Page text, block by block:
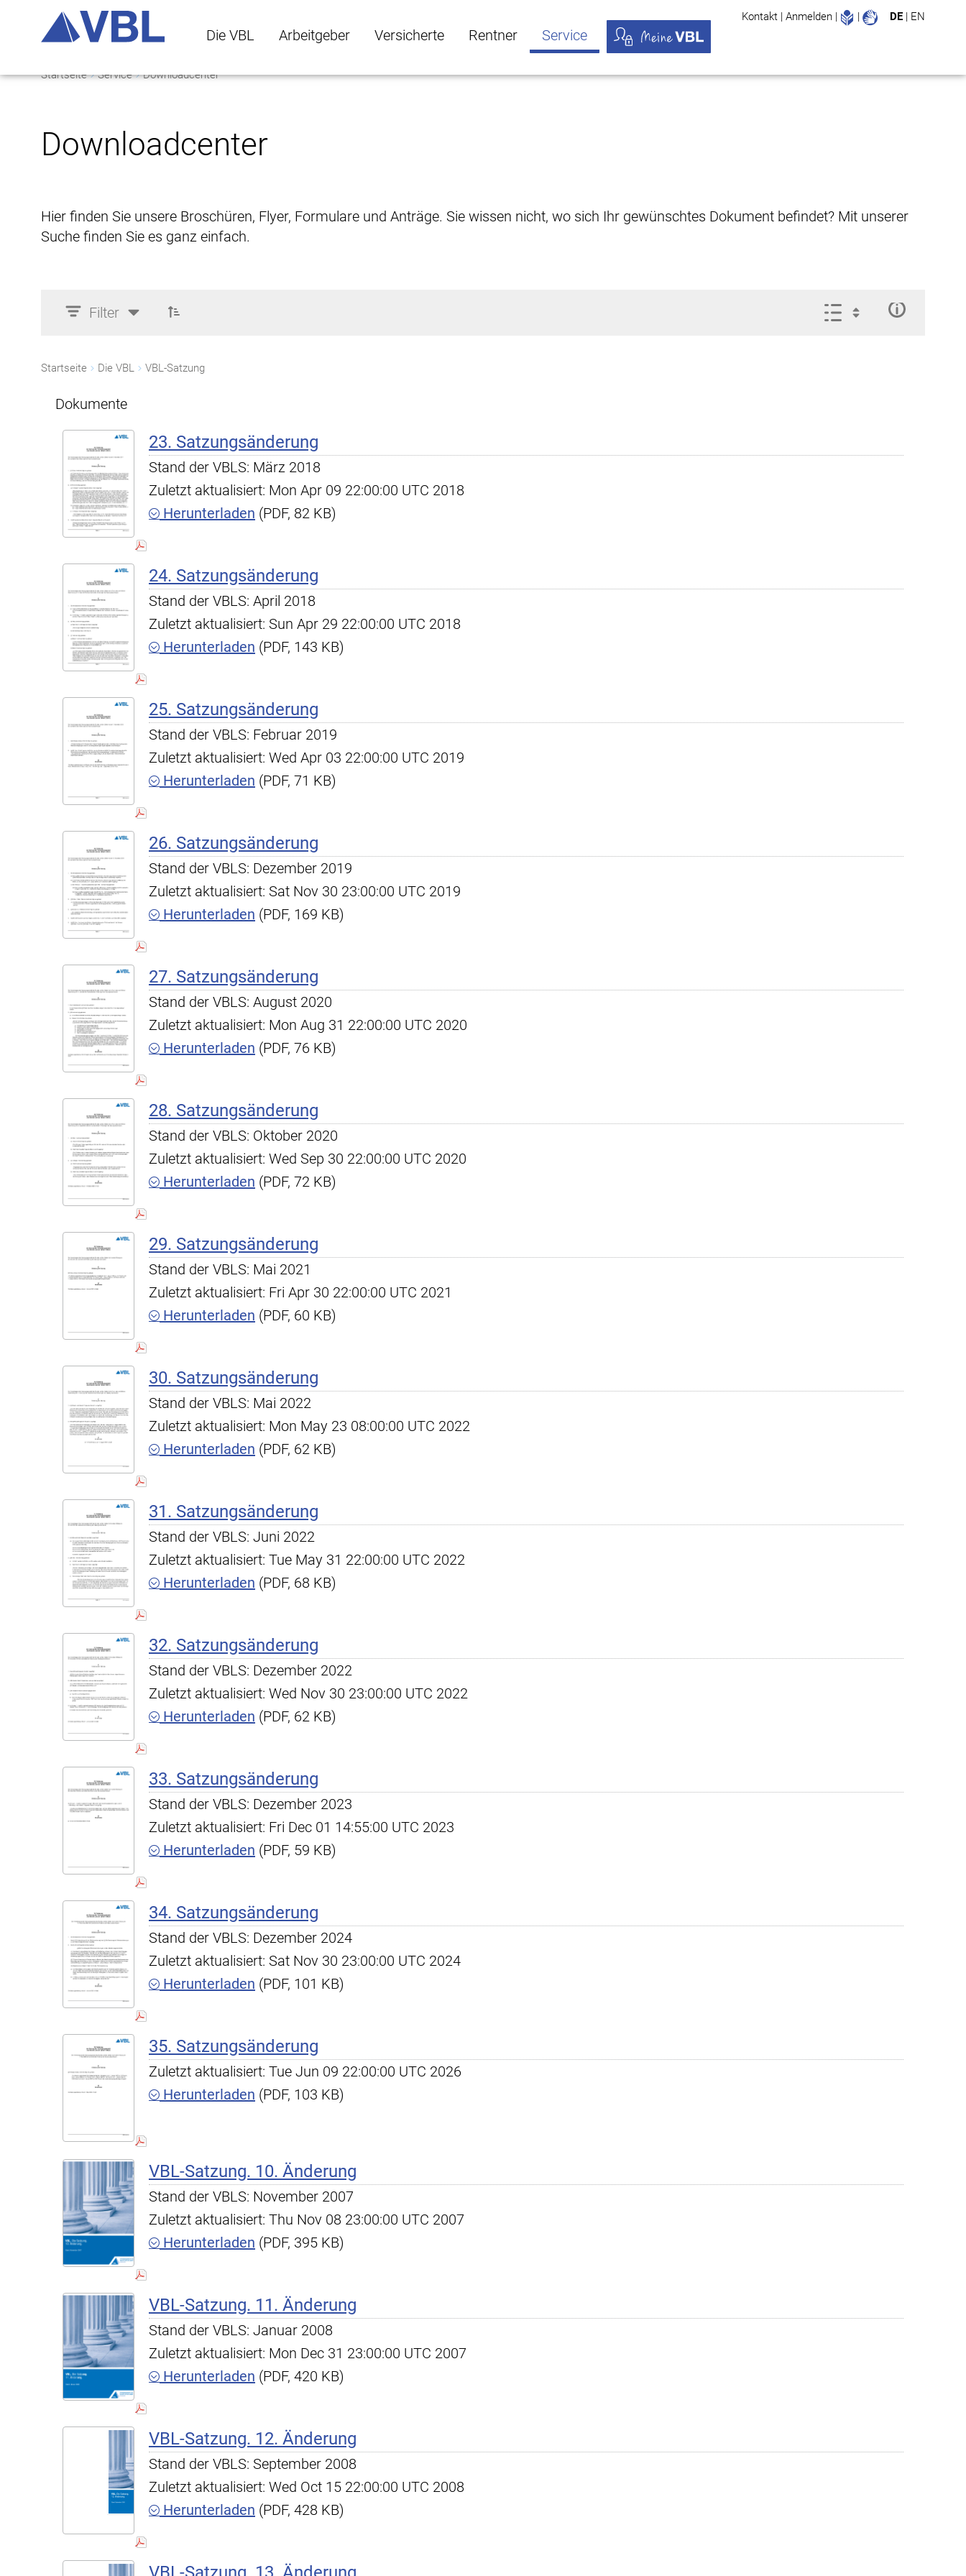
Die VBL Arbeitgeber Versicherte Rentner Service
Kontakt | Anmelden | Leichte Sprache
| DE | EN
Startseite Service Downloadcenter
Downloadcenter
Hier finden Sie unsere Broschüren, Flyer, Formulare und Anträge. Sie wissen nicht, wo sich Ihr gewünschtes Dokument befindet? Mit unserer
Suche finden Sie es ganz einfach.
Filter
Startseite Die VBL VBL-Satzung
Dokumente
23. Satzungsänderung
Stand der VBLS: März 2018
Zuletzt aktualisiert: Mon Apr 09 22:00:00 UTC 2018
Herunterladen (PDF, 82 KB)
24. Satzungsänderung
Stand der VBLS: April 2018
Zuletzt aktualisiert: Sun Apr 29 22:00:00 UTC 2018
Herunterladen (PDF, 143 KB)
25. Satzungsänderung
Stand der VBLS: Februar 2019
Zuletzt aktualisiert: Wed Apr 03 22:00:00 UTC 2019
Herunterladen (PDF, 71 KB)
26. Satzungsänderung
Stand der VBLS: Dezember 2019
Zuletzt aktualisiert: Sat Nov 30 23:00:00 UTC 2019
Herunterladen (PDF, 169 KB)
27. Satzungsänderung
Stand der VBLS: August 2020
Zuletzt aktualisiert: Mon Aug 31 22:00:00 UTC 2020
Herunterladen (PDF, 76 KB)
28. Satzungsänderung
Stand der VBLS: Oktober 2020
Zuletzt aktualisiert: Wed Sep 30 22:00:00 UTC 2020
Herunterladen (PDF, 72 KB)
29. Satzungsänderung
Stand der VBLS: Mai 2021
Zuletzt aktualisiert: Fri Apr 30 22:00:00 UTC 2021
Herunterladen (PDF, 60 KB)
30. Satzungsänderung
Stand der VBLS: Mai 2022
Zuletzt aktualisiert: Mon May 23 08:00:00 UTC 2022
Herunterladen (PDF, 62 KB)
31. Satzungsänderung
Stand der VBLS: Juni 2022
Zuletzt aktualisiert: Tue May 31 22:00:00 UTC 2022
Herunterladen (PDF, 68 KB)
32. Satzungsänderung
Stand der VBLS: Dezember 2022
Zuletzt aktualisiert: Wed Nov 30 23:00:00 UTC 2022
Herunterladen (PDF, 62 KB)
33. Satzungsänderung
Stand der VBLS: Dezember 2023
Zuletzt aktualisiert: Fri Dec 01 14:55:00 UTC 2023
Herunterladen (PDF, 59 KB)
34. Satzungsänderung
Stand der VBLS: Dezember 2024
Zuletzt aktualisiert: Sat Nov 30 23:00:00 UTC 2024
Herunterladen (PDF, 101 KB)
35. Satzungsänderung
Zuletzt aktualisiert: Tue Jun 09 22:00:00 UTC 2026
Herunterladen (PDF, 103 KB)
VBL-Satzung. 10. Änderung
Stand der VBLS: November 2007
Zuletzt aktualisiert: Thu Nov 08 23:00:00 UTC 2007
Herunterladen (PDF, 395 KB)
VBL-Satzung. 11. Änderung
Stand der VBLS: Januar 2008
Zuletzt aktualisiert: Mon Dec 31 23:00:00 UTC 2007
Herunterladen (PDF, 420 KB)
VBL-Satzung. 12. Änderung
Stand der VBLS: September 2008
Zuletzt aktualisiert: Wed Oct 15 22:00:00 UTC 2008
Herunterladen (PDF, 428 KB)